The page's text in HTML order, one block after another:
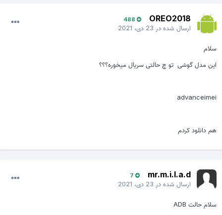
OREO2018
488
ارسال شده در23 دی، 2021
سلام
این مدل گوشی تو چ حالتی سریال میخوره؟؟؟
advanceimei
هم دانلود کردم
mr.m.i.l.a.d
7
ارسال شده در23 دی، 2021
سلام حالت ADB